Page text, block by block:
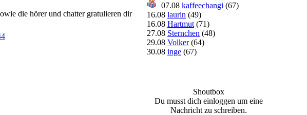
die hörer und chatter gratulieren dir
07.08 kaffeechangi (67)
16.08 laurin (49)
16.08 Hartmut (71)
27.08 Sternchen (48)
29.08 Volker(64)
30.08 inge (67)
Shoutbox
Du musst dich einloggen um eine
Nachricht zu schreiben.